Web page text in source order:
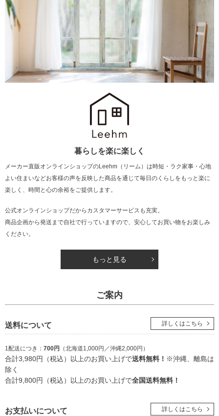
暮らしを楽に楽しく
メーカー直販オンラインショップのLeehm（リーム）は時短・ラク家事・心地
よい住まいなどお客様の声を反映した商品を通じて毎日のくらしをもっと楽に
楽しく、時間と心の余裕をご提供します。
公式オンラインショップだからカスタマーサービスも充実。
商品企画から発送まで自社で行っていますので、安心してお買い物をお楽しみ
ください。
もっと見る
ご案内
送料について
1配送につき： 700円 （北海道1,000円／沖縄2,000円）
合計3,980円（税込）以上のお買い上げで送料無料！ ※沖縄、離島は
除く
合計9,800円（税込）以上のお買い上げで全国送料無料！
詳しくはこちら
お支払いについて 詳しくはこちら